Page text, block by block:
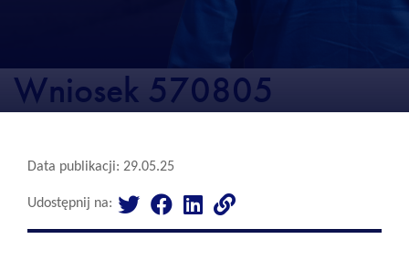
Wniosek 570805
Data publikacji: 29.05.25
Udostępnij na: